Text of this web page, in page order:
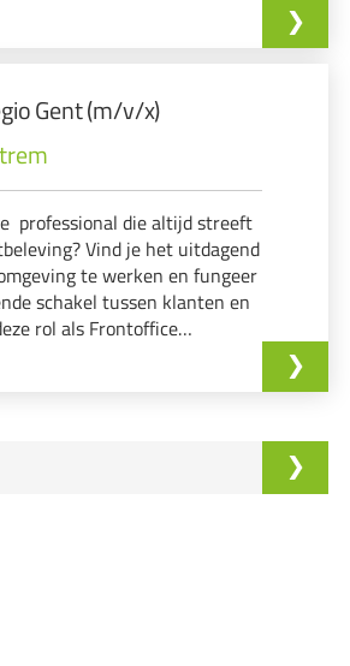
Gent (m/v/x)
professional die altijd streeft
Vind je het uitdagend
te werken en fungeer
schakel tussen klanten en
rol als Frontoffice